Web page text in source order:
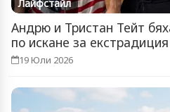
Лайфстайл
Андрю и Тристан Тейт
по искане за
19 Юли 2026